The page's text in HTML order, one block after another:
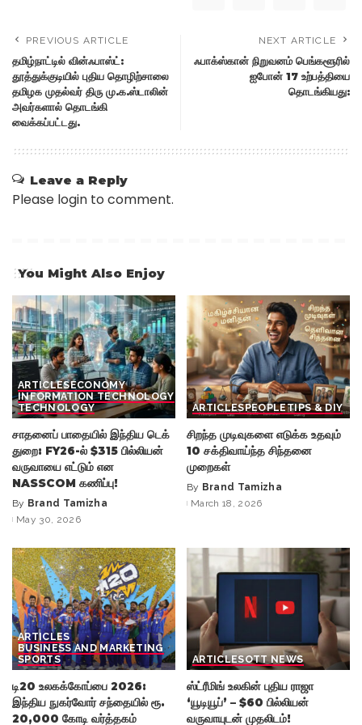
PREVIOUS ARTICLE
தமிழ்நாட்டில் வின்ஃபாஸ்ட்:
தூத்துக்குடியில் புதிய தொழிற்சாலை
தமிழக முதல்வர் திரு மு.க.ஸ்டாலின்
அவர்களால் தொடங்கி
வைக்கப்பட்டது.
NEXT ARTICLE
ஃபாக்ஸ்கான் நிறுவனம் பெங்களூரில்
ஐபோன் 17 உற்பத்தியை
தொடங்கியது:
Leave a Reply
Please login to comment.
You Might Also Enjoy
ARTICLESECONOMY
INFORMATION TECHNOLOGY
TECHNOLOGY
சாதனைப் பாதையில் இந்திய டெக்
துறை: FY26-ல் $315 பில்லியன்
வருவாயை எட்டும் என
NASSCOM கணிப்பு!
Posted
by
By Brand Tamizha
May 30, 2026
ARTICLESPEOPLETIPS & DIY
சிறந்த முடிவுகளை எடுக்க உதவும்
10 சக்திவாய்ந்த சிந்தனை
முறைகள்
Posted
by
By Brand Tamizha
March 18, 2026
ARTICLES
BUSINESS AND MARKETING
SPORTS
டி20 உலகக்கோப்பை 2026:
இந்திய நுகர்வோர் சந்தையில் ரூ.
20,000 கோடி வர்த்தகம்
ARTICLESOTT NEWS
ஸ்ட்ரீமிங் உலகின் புதிய ராஜா
‘யூடியூப்’ – $60 பில்லியன்
வருவாயுடன் முதலிடம்!